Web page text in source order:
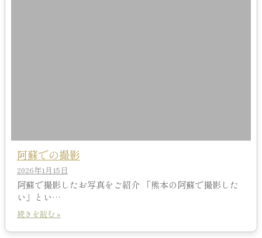
阿蘇での撮影
2026年1月15日
阿蘇で撮影したお写真をご紹介 「熊本の阿蘇で撮影した
い」とい…
続きを読む »